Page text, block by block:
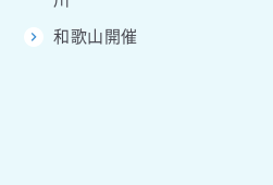
和歌山開催